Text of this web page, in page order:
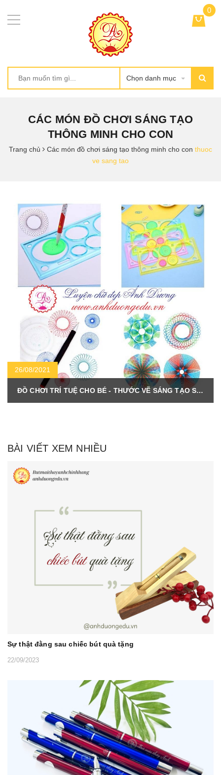
Chọn danh mục
0
CÁC MÓN ĐỒ CHƠI SÁNG TẠO
THÔNG MINH CHO CON
Trang chủ Các món đồ chơi sáng tạo thông minh cho con thuoc
ve sang tao
26/08/2021
ĐỒ CHƠI TRÍ TUỆ CHO BÉ - THƯỚC VẼ SÁNG TẠO STATIONREY
BÀI VIẾT XEM NHIỀU
Sự thật đằng sau chiếc bút quà tặng
22/09/2023